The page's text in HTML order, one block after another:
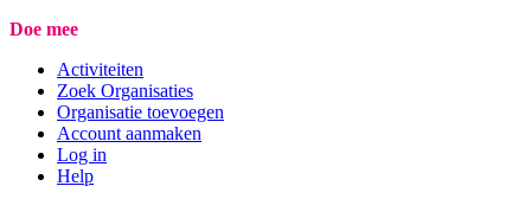
Doe mee
Activiteiten
Zoek Organisaties
Organisatie toevoegen
Account aanmaken
Log in
Help